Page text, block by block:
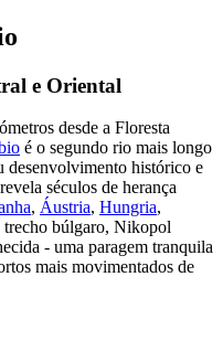
e Oriental
desde a Floresta
é o segundo rio mais longo
desenvolvimento histórico e
séculos de herança
, Áustria, Hungria,
trecho búlgaro, Nikopol
- uma paragem tranquila
mais movimentados de